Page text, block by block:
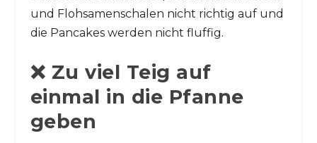
und Flohsamenschalen nicht richtig auf und
die Pancakes werden nicht fluffig.
❌ Zu viel Teig auf
einmal in die Pfanne
geben